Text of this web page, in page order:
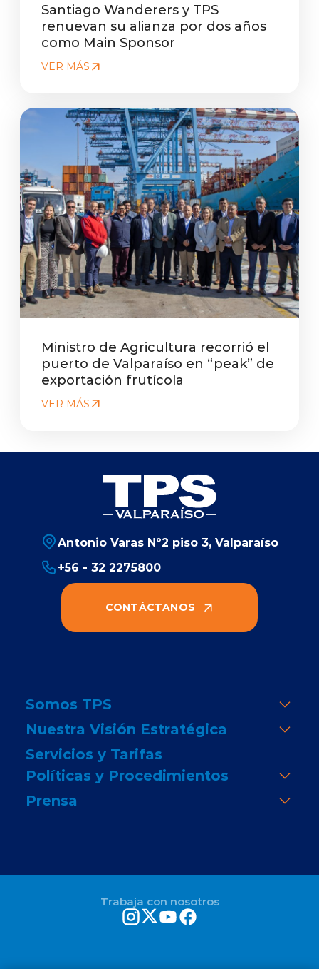
Santiago Wanderers y TPS
renuevan su alianza por dos años
como Main Sponsor
VER MÁS
Ministro de Agricultura recorrió el
puerto de Valparaíso en “peak” de
exportación frutícola
VER MÁS
Antonio Varas Nº2 piso 3, Valparaíso
+56 - 32 2275800
CONTÁCTANOS
Somos TPS
Nuestra Visión Estratégica
Servicios y Tarifas
Políticas y Procedimientos
Prensa
Trabaja con nosotros